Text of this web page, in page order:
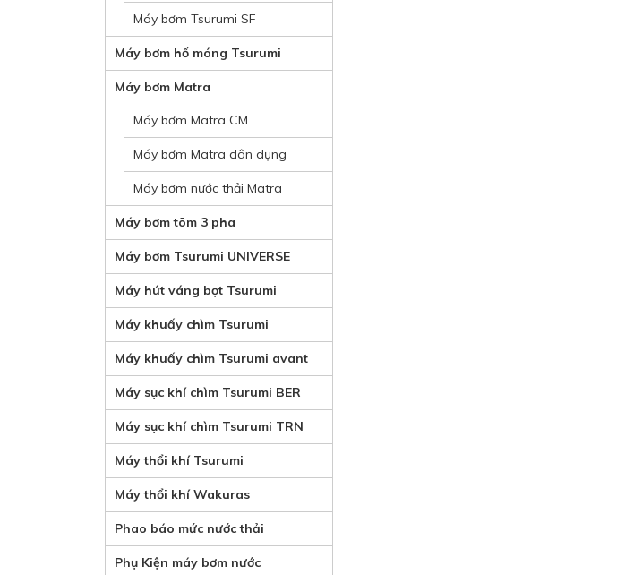
Máy bơm Tsurumi SF
Máy bơm hố móng Tsurumi
Máy bơm Matra
Máy bơm Matra CM
Máy bơm Matra dân dụng
Máy bơm nước thải Matra
Máy bơm tõm 3 pha
Máy bơm Tsurumi UNIVERSE
Máy hút váng bọt Tsurumi
Máy khuấy chìm Tsurumi
Máy khuấy chìm Tsurumi avant
Máy sục khí chìm Tsurumi BER
Máy sục khí chìm Tsurumi TRN
Máy thổi khí Tsurumi
Máy thổi khí Wakuras
Phao báo mức nước thải
Phụ Kiện máy bơm nước